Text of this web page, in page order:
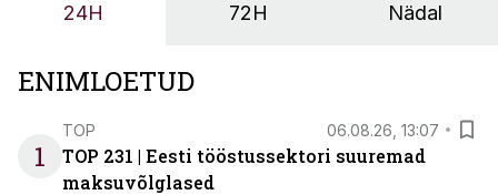
OÜ tegevjuht Sander Mitendorf.
24H 72H Nädal
ENIMLOETUD
1
TOP 06.08.26, 13:07
TOP 231 | Eesti tööstussektori suuremad
maksuvõlglased